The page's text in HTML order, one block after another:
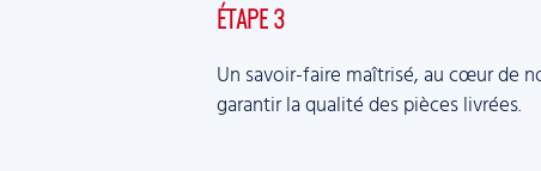
ÉTAPE 3
Un savoir-faire maîtrisé, au cœur de
garantir la qualité des pièces livrées.